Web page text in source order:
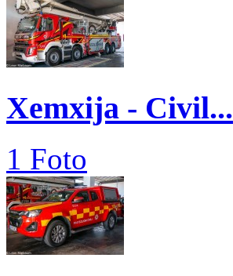
Xemxija - Civil...
1 Foto